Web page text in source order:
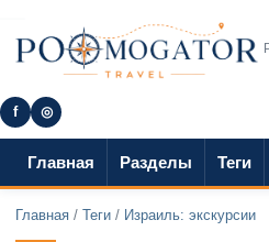
f ◎
Главная Разделы Теги
Главная / Теги / Израиль: экскурсии